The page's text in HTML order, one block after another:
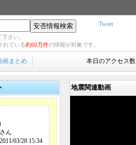
さい。
れている約60万件の情報が対象です。
Tweet
画まとめ 本日のアクセス数
ん
03/28 15:34
地震関連動画